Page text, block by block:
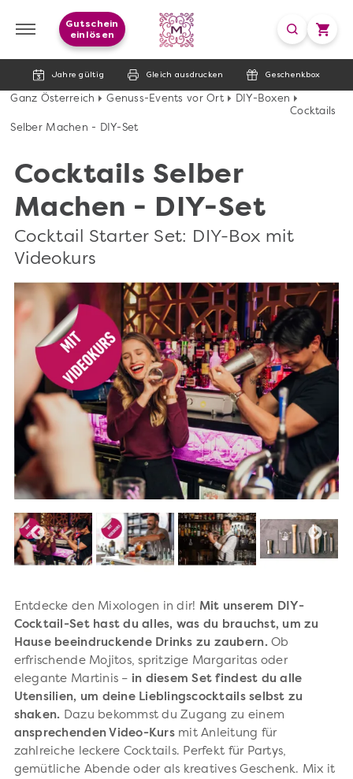
Jahre gültig Gleich ausdrucken Geschenkbox
Gutschein
einlösen
Ganz Österreich Genuss-Events vor Ort
DIY-Boxen
Cocktails
Selber Machen - DIY-Set
Cocktails Selber
Machen - DIY-Set
Cocktail Starter Set: DIY-Box mit
Videokurs
Entdecke den Mixologen in dir! Mit unserem DIY-
Cocktail-Set hast du alles, was du brauchst, um zu
Hause beeindruckende Drinks zu zaubern. Ob
erfrischende Mojitos, spritzige Margaritas oder
elegante Martinis – in diesem Set findest du alle
Utensilien, um deine Lieblingscocktails selbst zu
shaken. Dazu bekommst du Zugang zu einem
ansprechenden Video-Kursmit Anleitung für
zahlreiche leckere Cocktails. Perfekt für Partys,
gemütliche Abende oder als kreatives Geschenk. Mix it